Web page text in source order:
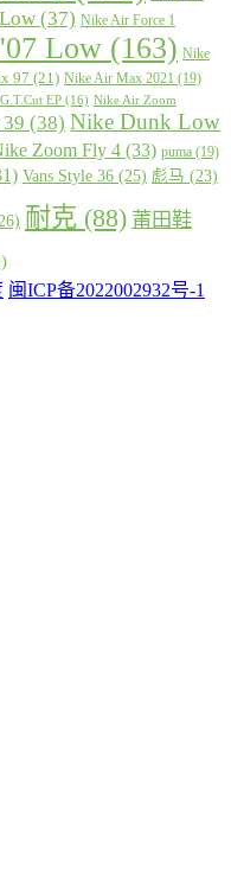
(37) Nike Air Force 1
Low (163) Nike
97 (21) Nike Air Max 2021 (19)
EP (16) Nike Air Zoom
(38) Nike Dunk Low
Zoom Fly 4 (33) puma (19)
Vans Style 36 (25) 彪马 (23)
耐克 (88) 莆田鞋
闽ICP备2022002932号-1